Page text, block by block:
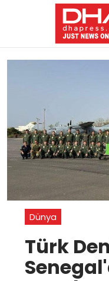
Dünya
Türk